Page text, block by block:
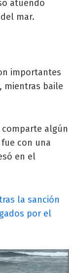
atuendo
mar.
importantes
mientras baile
comparte algún
con una
en el
la sanción
por el